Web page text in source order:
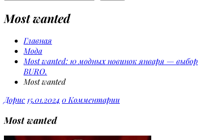
Most wanted
Главная
Мода
Most wanted: 10 модных новинок января — выбор
BURO.
Most wanted
Дорис 15.01.2024 0 Комментарии
Most wanted